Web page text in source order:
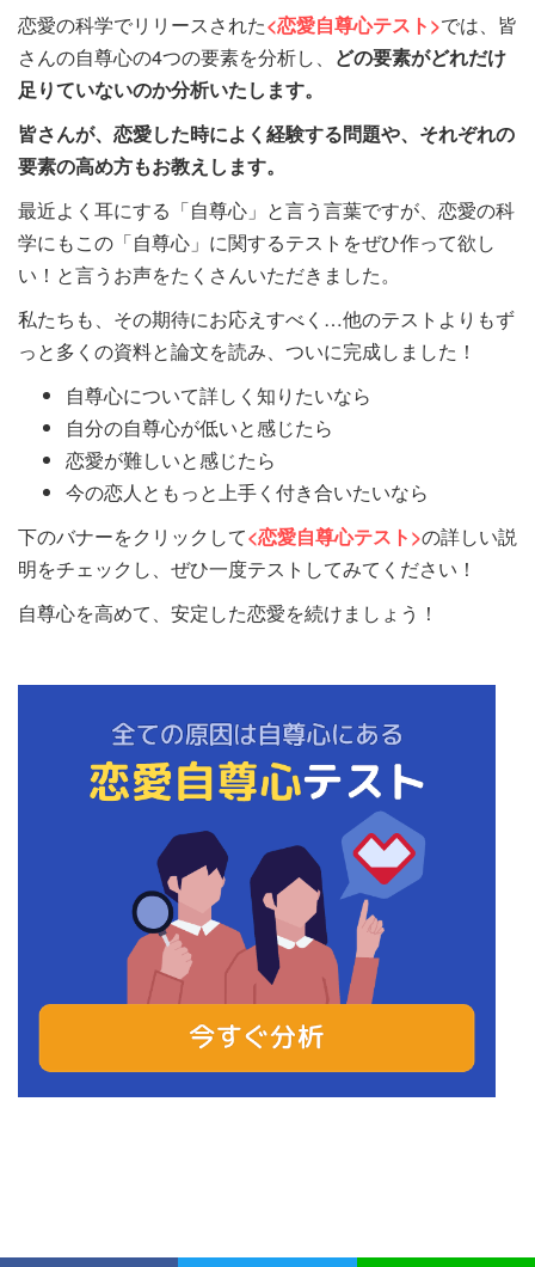
恋愛の科学でリリースされた<恋愛自尊心テスト>では、皆
さんの自尊心の4つの要素を分析し、 どの要素がどれだけ
足りていないのか分析いたします。
皆さんが、恋愛した時によく経験する問題や、それぞれの
要素の高め方もお教えします。
最近よく耳にする「自尊心」と言う言葉ですが、恋愛の科
学にもこの「自尊心」に関するテストをぜひ作って欲し
い！と言うお声をたくさんいただきました。
私たちも、その期待にお応えすべく…他のテストよりもず
っと多くの資料と論文を読み、ついに完成しました！
自尊心について詳しく知りたいなら
自分の自尊心が低いと感じたら
恋愛が難しいと感じたら
今の恋人ともっと上手く付き合いたいなら
下のバナーをクリックして<恋愛自尊心テスト>の詳しい説
明をチェックし、ぜひ一度テストしてみてください！
自尊心を高めて、安定した恋愛を続けましょう！